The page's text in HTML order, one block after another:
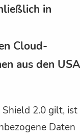
in
Cloud-
aus den
2.0 gilt, ist
Daten